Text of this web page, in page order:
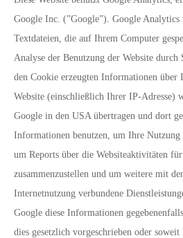
Google Inc. (”Google”). Google Analytics
Textdateien, die auf Ihrem Computer
Analyse der Benutzung der Website
den Cookie erzeugten Informationen über
Website (einschließlich Ihrer IP-Adresse)
Google in den USA übertragen und dort
Informationen benutzen, um Ihre Nutzung
um Reports über die Websiteaktivitäten
zusammenzustellen und um weitere mit
Internetnutzung verbundene
Google diese Informationen
dies gesetzlich vorgeschrieben oder